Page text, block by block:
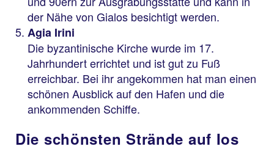
der Nähe von Gialos besichtigt werden.
Agia Irini
Die byzantinische Kirche wurde im 17.
Jahrhundert errichtet und ist gut zu Fuß
erreichbar. Bei ihr angekommen hat man einen
schönen Ausblick auf den Hafen und die
ankommenden Schiffe.
Die schönsten Strände auf Ios